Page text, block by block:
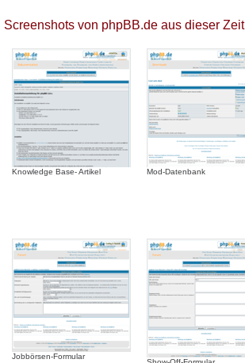
Screenshots von phpBB.de aus dieser Zeit
Knowledge Base- Artikel Mod-Datenbank
Jobbörsen-Formular